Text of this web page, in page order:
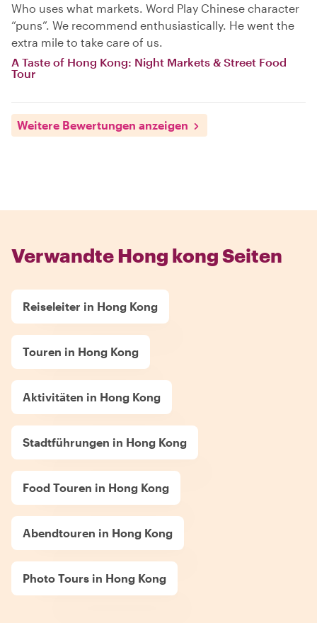
Who uses what markets. Word Play Chinese character
“puns”. We recommend enthusiastically. He went the
extra mile to take care of us.
A Taste of Hong Kong: Night Markets & Street Food
Tour
Weitere Bewertungen anzeigen
Verwandte Hong kong Seiten
Reiseleiter in Hong Kong
Touren in Hong Kong
Aktivitäten in Hong Kong
Stadtführungen in Hong Kong
Food Touren in Hong Kong
Abendtouren in Hong Kong
Photo Tours in Hong Kong